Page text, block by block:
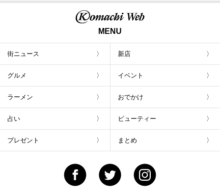
MENU
街ニュース 新店
グルメ イベント
ラーメン おでかけ
占い ビューティー
プレゼント まとめ